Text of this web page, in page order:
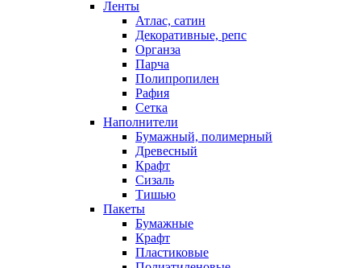
Ленты
Атлас, сатин
Декоративные, репс
Органза
Парча
Полипропилен
Рафия
Сетка
Наполнители
Бумажный, полимерный
Древесный
Крафт
Сизаль
Тишью
Пакеты
Бумажные
Крафт
Пластиковые